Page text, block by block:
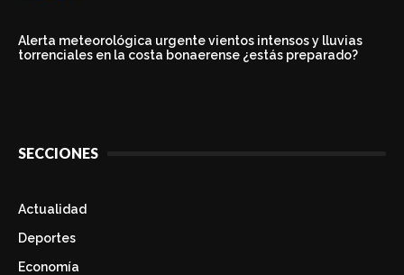
Alerta meteorológica urgente vientos intensos y lluvias
torrenciales en la costa bonaerense ¿estás preparado?
SECCIONES
Actualidad
Deportes
Economía